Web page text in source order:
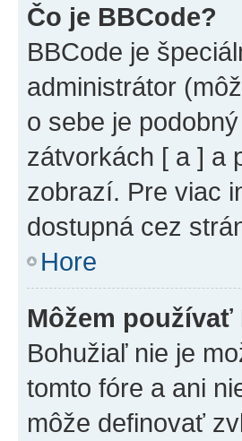
Čo je BBCode?
BBCode je
administrátor
o sebe je
zátvorkách [ a ] a
zobrazí. Pre viac
dostupná cez
Hore
Môžem používať
Bohužiaľ nie je
tomto fóre a ani
môže definovať